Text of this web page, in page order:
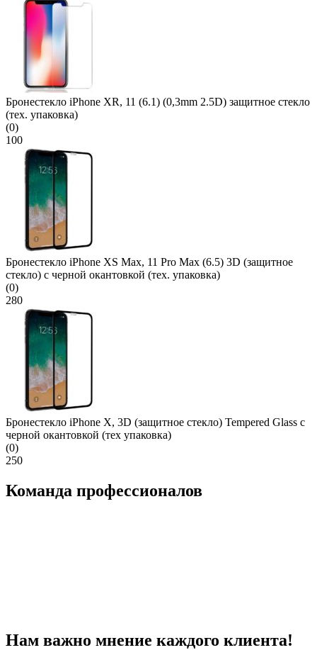
Бронестекло iPhone XR, 11 (6.1) (0,3mm 2.5D) защитное стекло
(тех. упаковка)
(0)
100
Бронестекло iPhone XS Max, 11 Pro Max (6.5) 3D (защитное
стекло) с черной окантовкой (тех. упаковка)
(0)
280
Бронестекло iPhone X, 3D (защитное стекло) Tempered Glass с
черной окантовкой (тех упаковка)
(0)
250
Команда профессионалов
Нам важно мнение каждого клиента!